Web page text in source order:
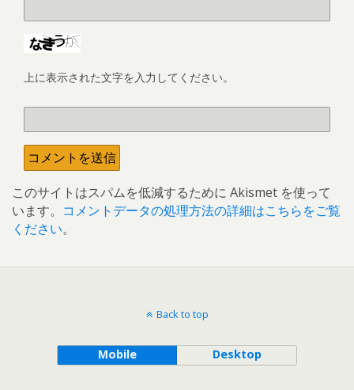
上に表示された文字を入力してください。
このサイトはスパムを低減するために Akismet を使って
います。 コメントデータの処理方法の詳細はこちらをご覧
ください。
Back to top
Mobile Desktop